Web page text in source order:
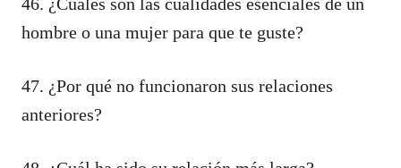
hombre o una mujer para que te guste?
47. ¿Por qué no funcionaron sus relaciones
anteriores?